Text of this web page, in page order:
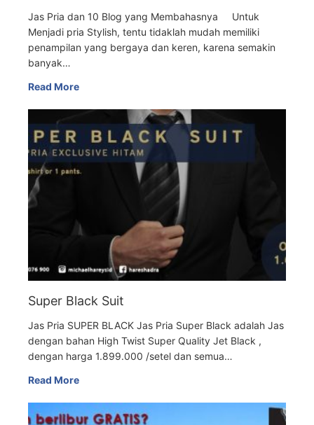
Jas Pria dan 10 Blog yang Membahasnya Untuk
Menjadi pria Stylish, tentu tidaklah mudah memiliki
penampilan yang bergaya dan keren, karena semakin
banyak…
Read More
Super Black Suit
Jas Pria SUPER BLACK Jas Pria Super Black adalah Jas
dengan bahan High Twist Super Quality Jet Black ,
dengan harga 1.899.000 /setel dan semua…
Read More